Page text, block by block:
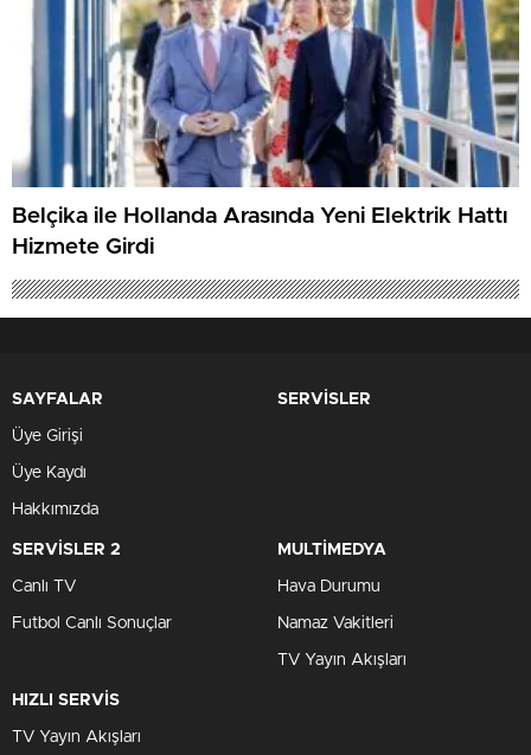
Belçika ile Hollanda Arasında Yeni Elektrik Hattı
Hizmete Girdi
SAYFALAR
Üye Girişi
Üye Kaydı
Hakkımızda
SERVİSLER
SERVİSLER 2
Canlı TV
Futbol Canlı Sonuçlar
MULTİMEDYA
Hava Durumu
Namaz Vakitleri
TV Yayın Akışları
HIZLI SERVİS
TV Yayın Akışları